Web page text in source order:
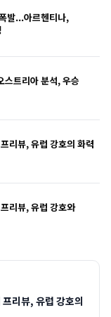
발...아르헨티나,
트리아 분석, 우승
리뷰, 유럽 강호의 화력
리뷰, 유럽 강호와
리뷰, 유럽 강호의